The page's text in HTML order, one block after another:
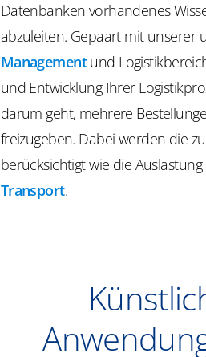
Datenbanken vorhandenes
abzuleiten. Gepaart mit unserer
Managementund
und Entwicklung Ihrer
darum geht, mehrere
freizugeben. Dabei werden die
berücksichtigt wie die
Transport.